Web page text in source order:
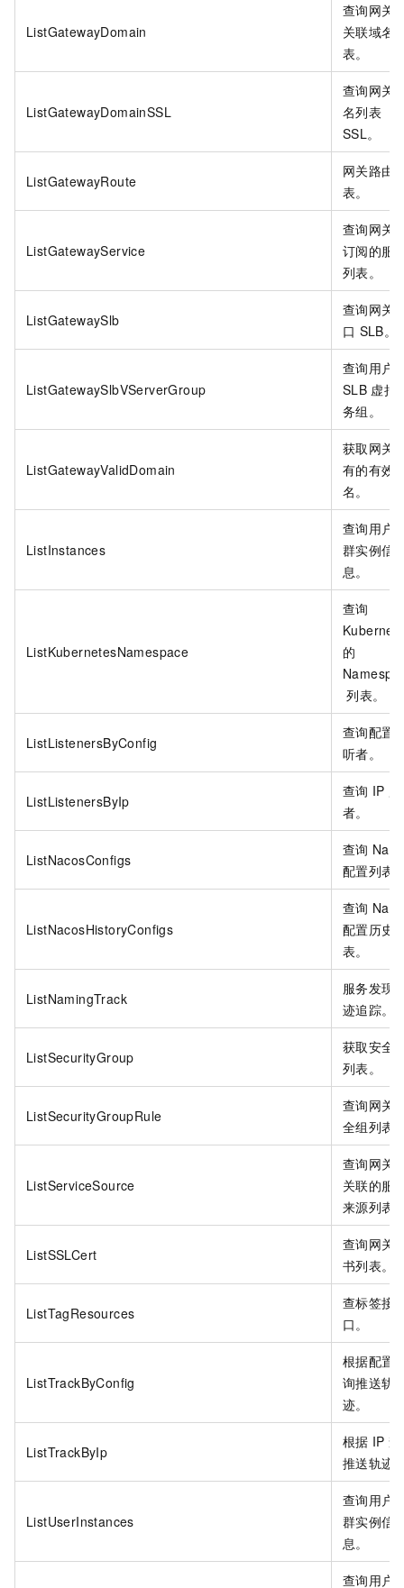
ListGatewayDomain
查询网关
关联域名
表。
ListGatewayDomainSSL
查询网关
名列表
SSL。
ListGatewayRoute
网关路由
表。
ListGatewayService
查询网关
订阅的服
列表。
ListGatewaySlb
查询网关
口 SLB。
ListGatewaySlbVServerGroup
查询用户
SLB 虚拟
务组。
ListGatewayValidDomain
获取网关
有的有效
名。
ListInstances
查询用户
群实例信
息。
ListKubernetesNamespace
查询
的
列表。
ListListenersByConfig
查询配置
听者。
ListListenersByIp
查询 IP
者。
ListNacosConfigs
查询
配置列表
ListNacosHistoryConfigs
查询
配置历史
表。
ListNamingTrack
服务发现
迹追踪。
ListSecurityGroup
获取安全
列表。
ListSecurityGroupRule
查询网关
全组列表
ListServiceSource
查询网关
关联的服
来源列表
ListSSLCert
查询网关
书列表。
ListTagResources
查标签接
口。
ListTrackByConfig
根据配置
询推送轨
迹。
ListTrackByIp
根据 IP
推送轨迹
ListUserInstances
查询用户
群实例信
息。
查询用户